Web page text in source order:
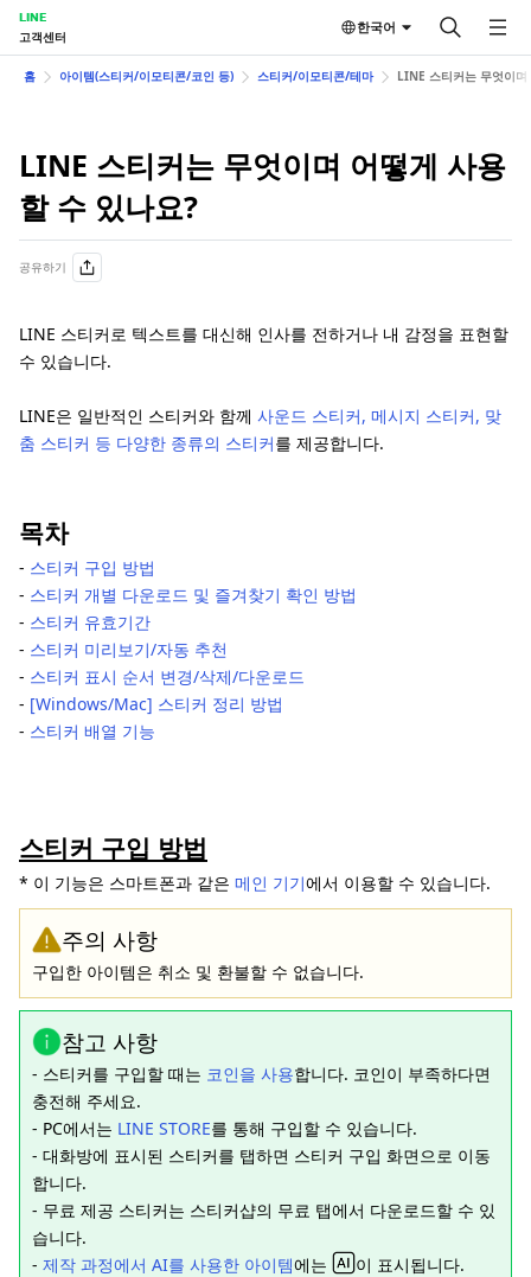
LINE
고객센터
한국어
홈 아이템(스티커/이모티콘/코인 등) 스티커/이모티콘/테마 LINE 스티커는 무엇이
LINE 스티커는 무엇이며 어떻게 사용
할 수 있나요?
공유하기
LINE 스티커로 텍스트를 대신해 인사를 전하거나 내 감정을 표현할
수 있습니다.
LINE은 일반적인 스티커와 함께 사운드 스티커, 메시지 스티커, 맞
춤 스티커 등 다양한 종류의 스티커를 제공합니다.
목차
‐ 스티커 구입 방법
‐ 스티커 개별 다운로드 및 즐겨찾기 확인 방법
‐ 스티커 유효기간
‐ 스티커 미리보기/자동 추천
‐ 스티커 표시 순서 변경/삭제/다운로드
‐ [Windows/Mac] 스티커 정리 방법
‐ 스티커 배열 기능
스티커 구입 방법
* 이 기능은 스마트폰과 같은 메인 기기에서 이용할 수 있습니다.
주의 사항
구입한 아이템은 취소 및 환불할 수 없습니다.
참고 사항
- 스티커를 구입할 때는 코인을 사용합니다. 코인이 부족하다면
충전해 주세요.
- PC에서는 LINE STORE를 통해 구입할 수 있습니다.
- 대화방에 표시된 스티커를 탭하면 스티커 구입 화면으로 이동
합니다.
- 무료 제공 스티커는 스티커샵의 무료 탭에서 다운로드할 수 있
습니다.
- 제작 과정에서 AI를 사용한 아이템에는 이 표시됩니다.